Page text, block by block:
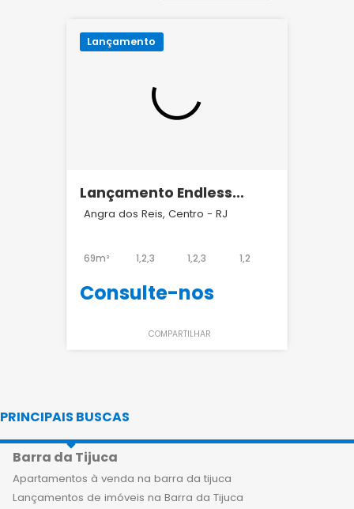
Lançamento
Lançamento Endless
Península Barra
Angra dos Reis, Centro - RJ
69m² 1,2,3 1,2,3 1,2
Consulte-nos
COMPARTILHAR
PRINCIPAIS BUSCAS
Barra da Tijuca
Apartamentos à venda na barra da tijuca
Lançamentos de imóveis na Barra da Tijuca